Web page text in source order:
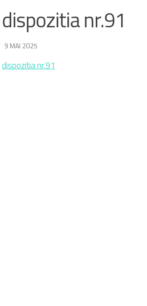
dispozitia nr.91
DE·
9 MAI 2025
dispozitia nr.91